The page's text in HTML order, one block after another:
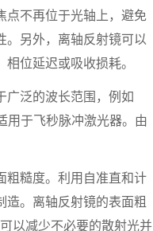
点不再位于光轴上，避免
。另外，离轴反射镜可以
位延迟或吸收损耗。
广泛的波长范围，例如
用于飞秒脉冲激光器。由
粗糙度。利用自准直和计
。离轴反射镜的表面粗
以减少不必要的散射光并